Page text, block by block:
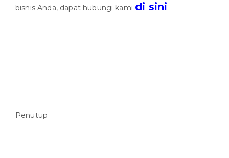
bisnis Anda, dapat hubungi kami di sini.
Penutup